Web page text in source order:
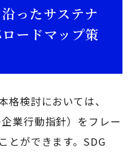
ったサステナ
ードマップ策
格検討においては、
業行動指針）をフレー
とができます。SDG